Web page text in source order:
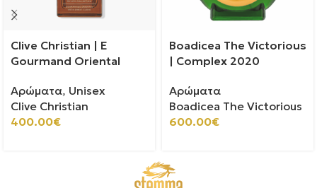
Clive Christian | E
Gourmand Oriental
Αρώματα, Unisex
Clive Christian
400.00€
Boadicea The Victorious
| Complex 2020
Αρώματα
Boadicea The Victorious
600.00€